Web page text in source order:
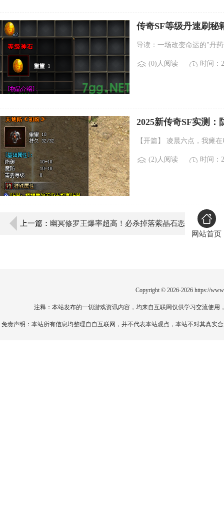
传奇SF等级丹速刷秘
导读：一场改变命运的"丹
(0)人阅读 时间：
2025新传奇SF实测
【开篇】 凌晨六点，我瘫
(2)人阅读 时间：
上一篇： 幽冥修罗王爆率超高！必杀掉落紫晶石恶
网站首页
Copyright © 2026-2026 https://
注释：本站发布的一切游戏资讯内容，均来自互联网仅供学习交流使
免责声明：本站所有信息均整理自自互联网，并不代表本站观点，本站不对其真实